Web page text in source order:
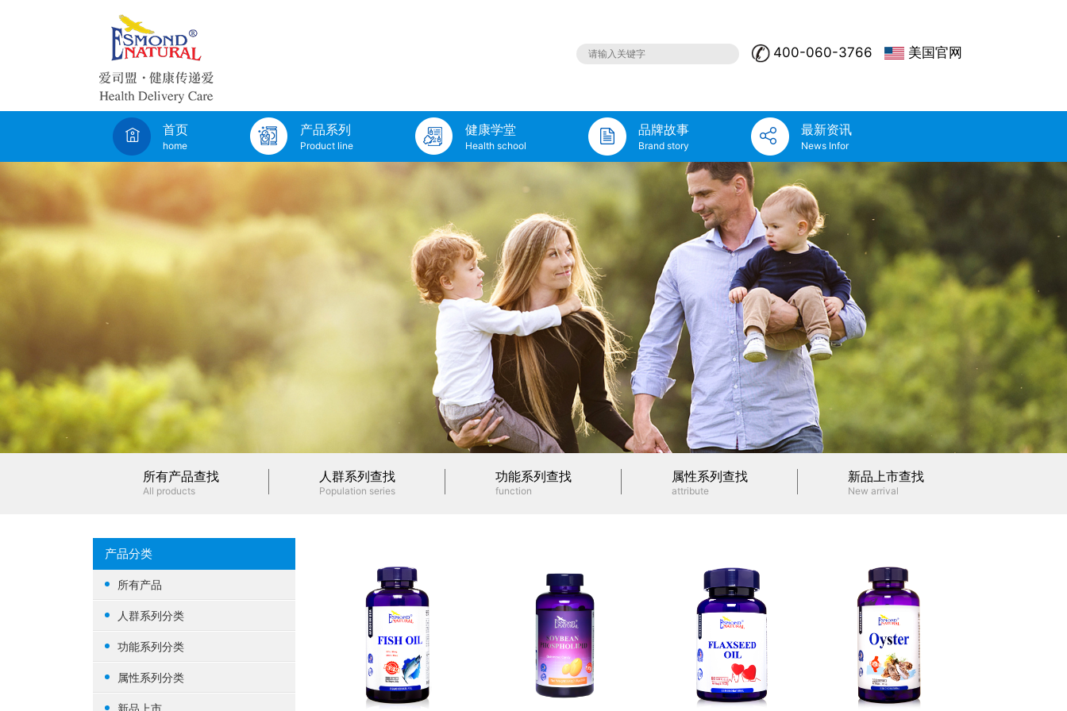
400-060-3766 美国官网
首页
home
产品系列
Product line
健康学堂
Health school
品牌故事
Brand story
最新资讯
News Infor
所有产品查找
All products
人群系列查找
Population series
功能系列查找
function
属性系列查找
attribute
新品上市查找
New arrival
产品分类
所有产品
人群系列分类
女性健康
中老年健康
功能系列分类
生殖健康
属性系列分类
基础营养
新品上市